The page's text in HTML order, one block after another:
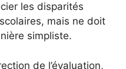
les disparités
mais ne doit
simpliste.
de l’évaluation,